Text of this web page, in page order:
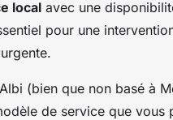
local avec une
pour une
(bien que non basé à
de service que vous